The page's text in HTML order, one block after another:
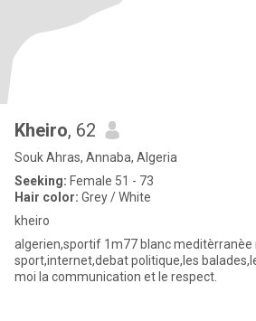
Kheiro, 62
Souk Ahras, Annaba, Algeria
Seeking: Female 51 - 73
Hair color: Grey / White
kheiro
algerien,sportif 1m77 blanc meditèrranèe
sport,internet,debat politique,les
moi la communication et le respect.